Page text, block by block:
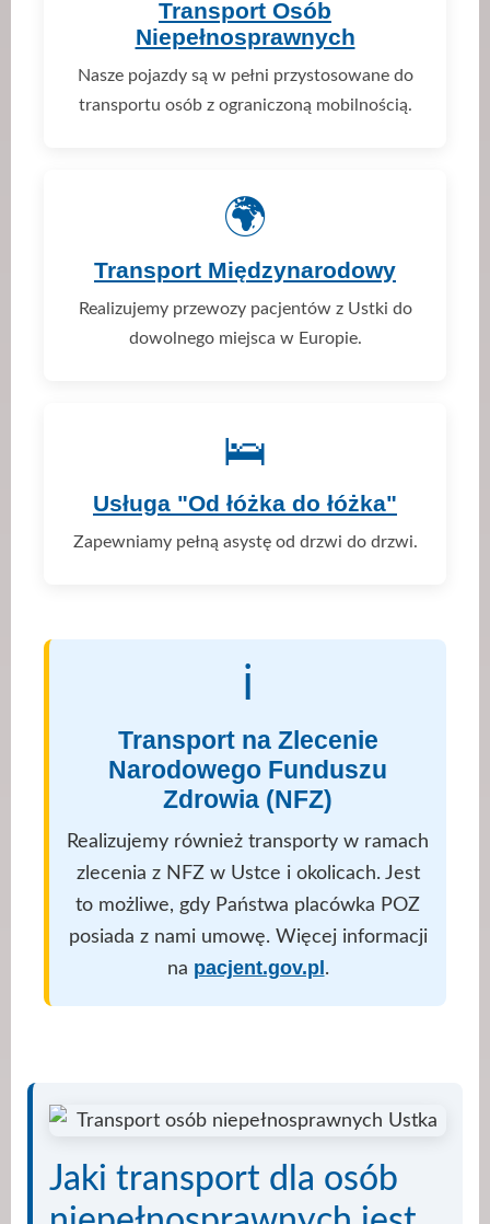
Transport Osób
Niepełnosprawnych
Nasze pojazdy są w pełni przystosowane do
transportu osób z ograniczoną mobilnością.
🌍
Transport Międzynarodowy
Realizujemy przewozy pacjentów z Ustki do
dowolnego miejsca w Europie.
🛌
Usługa "Od łóżka do łóżka"
Zapewniamy pełną asystę od drzwi do drzwi.
ℹ️
Transport na Zlecenie
Narodowego Funduszu
Zdrowia (NFZ)
Realizujemy również transporty w ramach
zlecenia z NFZ w Ustce i okolicach. Jest
to możliwe, gdy Państwa placówka POZ
posiada z nami umowę. Więcej informacji
na pacjent.gov.pl.
Jaki transport dla osób